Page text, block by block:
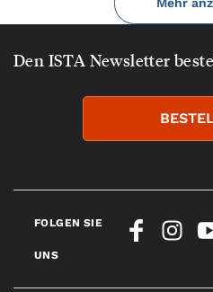
Den ISTA Newsletter
FOLGEN SIE
UNS